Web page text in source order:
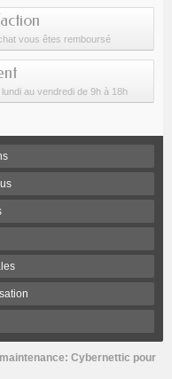
vous êtes remboursé
au vendredi de 9h à 18h
Cybernettic pour